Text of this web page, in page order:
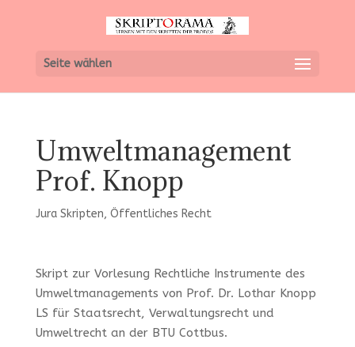
Seite wählen
Umweltmanagement
Prof. Knopp
Jura Skripten, Öffentliches Recht
Skript zur Vorlesung Rechtliche Instrumente des
Umweltmanagements von Prof. Dr. Lothar Knopp
LS für Staatsrecht, Verwaltungsrecht und
Umweltrecht an der BTU Cottbus.